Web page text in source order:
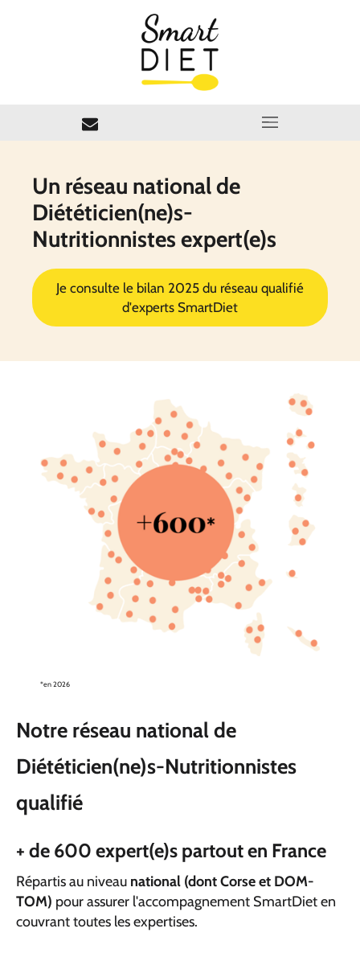
Un réseau national de
Diététicien(ne)s-
Nutritionnistes expert(e)s
Je consulte le bilan 2025 du réseau qualifié
d'experts SmartDiet
*en 2026
Notre réseau national de
Diététicien(ne)s-Nutritionnistes
qualifié
+ de 600 expert(e)s partout en France
Répartis au niveau national (dont Corse et DOM-
TOM) pour assurer l'accompagnement SmartDiet en
couvrant toutes les expertises.